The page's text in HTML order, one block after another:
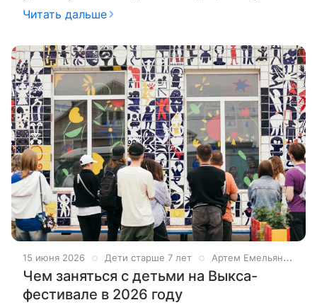
какие простые действия
Читать дальше
15 июня 2026 Дети старше 7 лет Артем Емельяненко
Чем заняться с детьми на Выкса-
фестивале в 2026 году